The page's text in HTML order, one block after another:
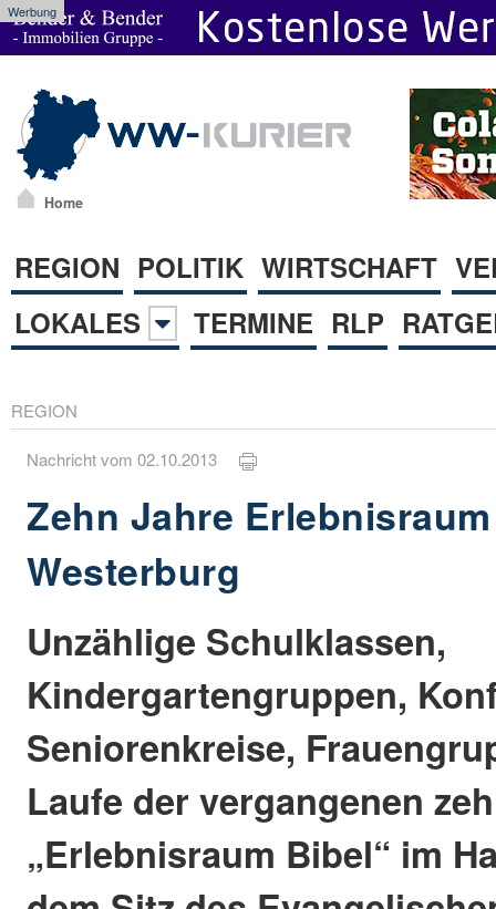
Werbung
Home
REGION POLITIK WIRTSCHAFT
LOKALES
TERMINE RLP
REGION
Nachricht vom 02.10.2013
Zehn Jahre
Westerburg
Unzählige Schulklassen,
Kindergartengruppen,
Seniorenkreise,
Laufe der vergangenen
„Erlebnisraum Bibel“ im